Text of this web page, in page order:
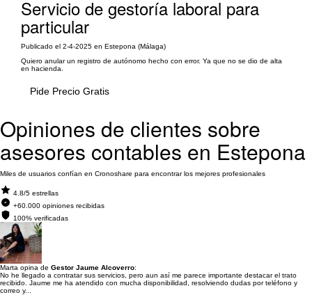
Servicio de gestoría laboral para
particular
Publicado el 2-4-2025 en Estepona (Málaga)
Quiero anular un registro de autónomo hecho con error. Ya que no se dio de alta
en hacienda.
Pide Precio Gratis
Opiniones de clientes sobre
asesores contables en Estepona
Miles de usuarios confían en Cronoshare para encontrar los mejores profesionales
4.8/5 estrellas
+60.000 opiniones recibidas
100% verificadas
Marta opina de Gestor Jaume Alcoverro:
No he llegado a contratar sus servicios, pero aun así me parece importante destacar el trato
recibido. Jaume me ha atendido con mucha disponibilidad, resolviendo dudas por teléfono y
correo y...